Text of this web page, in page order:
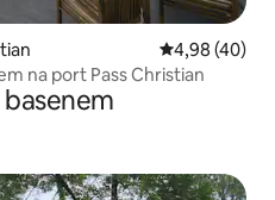
Średnia
4,98 (40)
na port Pass Christian